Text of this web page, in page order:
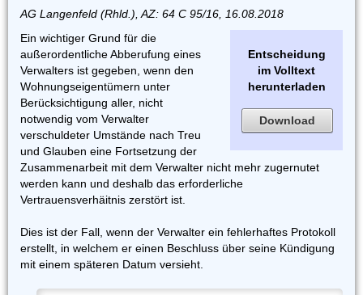
AG Langenfeld (Rhld.), AZ: 64 C 95/16, 16.08.2018
Entscheidung
im Volltext
herunterladen
Download
Ein wichtiger Grund für die
außerordentliche Abberufung eines
Verwalters ist gegeben, wenn den
Wohnungseigentümern unter
Berücksichtigung aller, nicht
notwendig vom Verwalter
verschuldeter Umstände nach Treu
und Glauben eine Fortsetzung der
Zusammenarbeit mit dem Verwalter nicht mehr zugernutet
werden kann und deshalb das erforderliche
Vertrauensverhäitnis zerstört ist.
Dies ist der Fall, wenn der Verwalter ein fehlerhaftes Protokoll
erstellt, in welchem er einen Beschluss über seine Kündigung
mit einem späteren Datum versieht.